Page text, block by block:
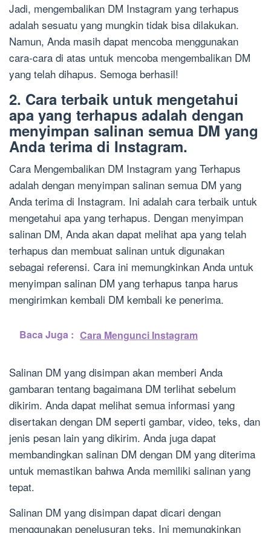
Jadi, mengembalikan DM Instagram yang terhapus
adalah sesuatu yang mungkin tidak bisa dilakukan.
Namun, Anda masih dapat mencoba menggunakan
cara-cara di atas untuk mencoba mengembalikan DM
yang telah dihapus. Semoga berhasil!
2. Cara terbaik untuk mengetahui
apa yang terhapus adalah dengan
menyimpan salinan semua DM yang
Anda terima di Instagram.
Cara Mengembalikan DM Instagram yang Terhapus
adalah dengan menyimpan salinan semua DM yang
Anda terima di Instagram. Ini adalah cara terbaik untuk
mengetahui apa yang terhapus. Dengan menyimpan
salinan DM, Anda akan dapat melihat apa yang telah
terhapus dan membuat salinan untuk digunakan
sebagai referensi. Cara ini memungkinkan Anda untuk
menyimpan salinan DM yang terhapus tanpa harus
mengirimkan kembali DM kembali ke penerima.
Baca Juga : Cara Mengunci Instagram
Salinan DM yang disimpan akan memberi Anda
gambaran tentang bagaimana DM terlihat sebelum
dikirim. Anda dapat melihat semua informasi yang
disertakan dengan DM seperti gambar, video, teks, dan
jenis pesan lain yang dikirim. Anda juga dapat
membandingkan salinan DM dengan DM yang diterima
untuk memastikan bahwa Anda memiliki salinan yang
tepat.
Salinan DM yang disimpan dapat dicari dengan
menggunakan penelusuran teks. Ini memungkinkan